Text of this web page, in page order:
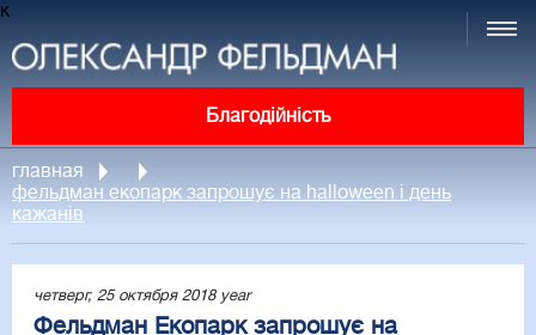
к
Благодійність
главная
фельдман екопарк запрошує на halloween і день
кажанів
четверг, 25 октября 2018 year
Фельдман Екопарк запрошує на